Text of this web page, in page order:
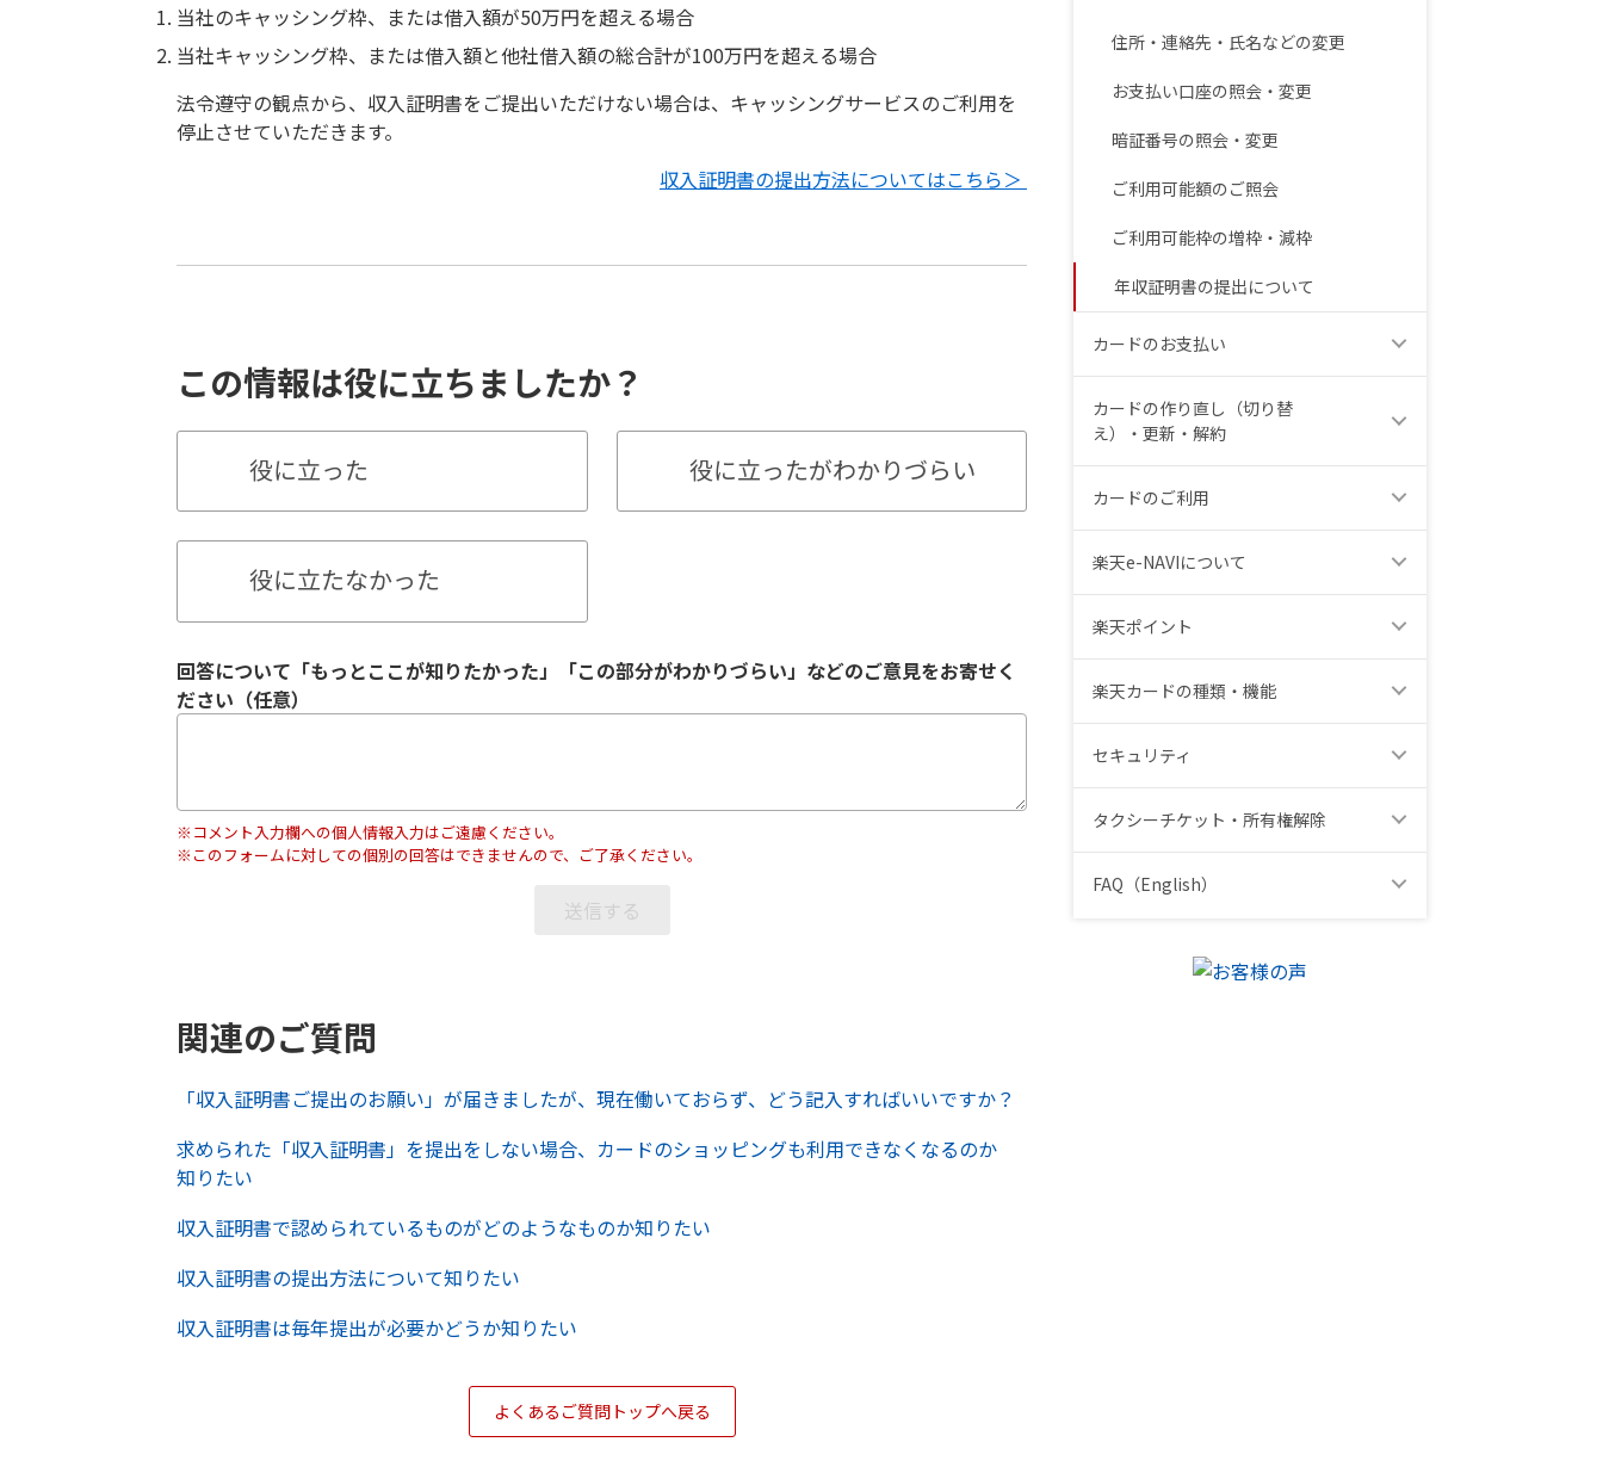
住所・連絡先・氏名などの変更
お支払い口座の照会・変更
暗証番号の照会・変更
ご利用可能額のご照会
ご利用可能枠の増枠・減枠
年収証明書の提出について
カードのお支払い
カードの作り直し（切り替
え）・更新・解約
カードのご利用
楽天e-NAVIについて
楽天ポイント
楽天カードの種類・機能
セキュリティ
タクシーチケット・所有権解除
FAQ（English）
当社のキャッシング枠、または借入額が50万円を超える場合
当社キャッシング枠、または借入額と他社借入額の総合計が100万円を超える場合
法令遵守の観点から、収入証明書をご提出いただけない場合は、キャッシングサービスのご利用を
停止させていただきます。
収入証明書の提出方法についてはこちら＞
この情報は役に立ちましたか？
役に立った 役に立ったがわかりづらい
役に立たなかった
回答について「もっとここが知りたかった」「この部分がわかりづらい」などのご意見をお寄せく
ださい（任意）
※コメント入力欄への個人情報入力はご遠慮ください。
※このフォームに対しての個別の回答はできませんので、ご了承ください。
関連のご質問
「収入証明書ご提出のお願い」が届きましたが、現在働いておらず、どう記入すればいいですか？
求められた「収入証明書」を提出をしない場合、カードのショッピングも利用できなくなるのか
知りたい
収入証明書で認められているものがどのようなものか知りたい
収入証明書の提出方法について知りたい
収入証明書は毎年提出が必要かどうか知りたい
よくあるご質問トップへ戻る